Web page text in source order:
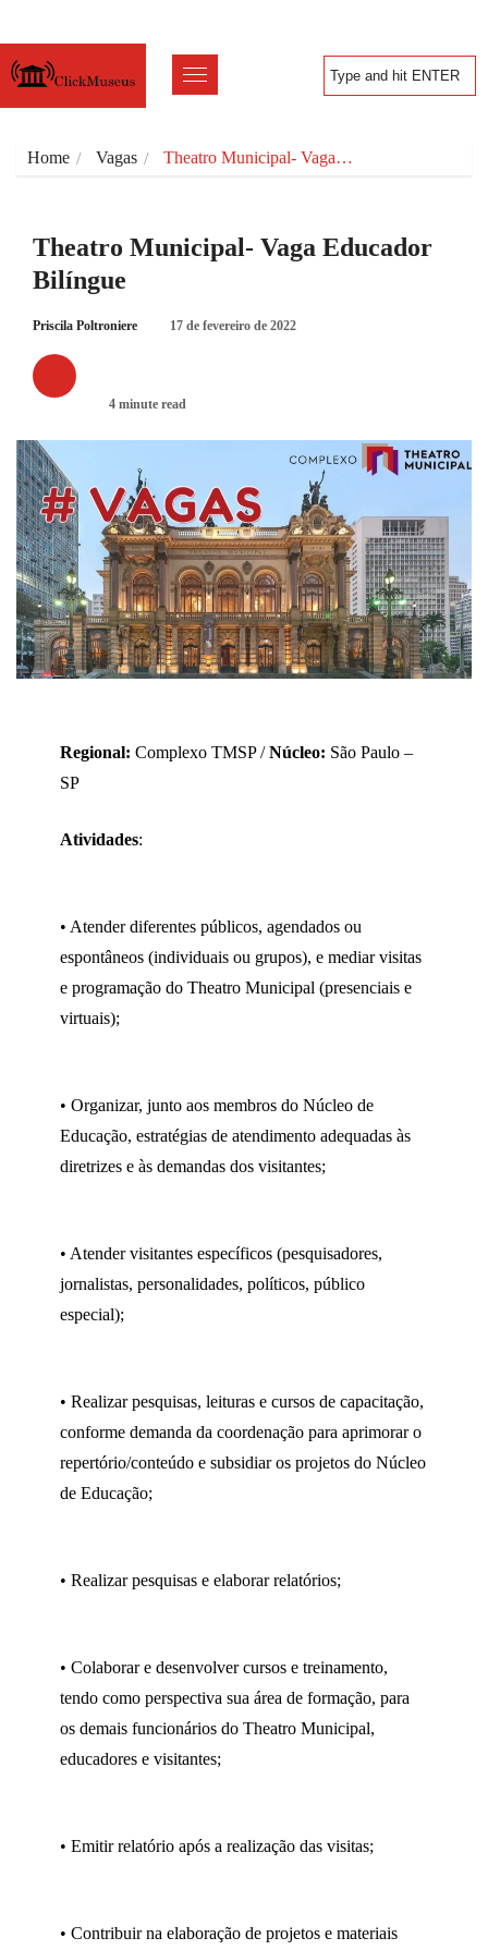
Home Vagas Theatro Municipal- Vaga…
Theatro Municipal- Vaga Educador
Bilíngue
Priscila Poltroniere 17 de fevereiro de 2022
4 minute read
Regional: Complexo TMSP /Núcleo: São Paulo –
SP
Atividades:
• Atender diferentes públicos, agendados ou
espontâneos (individuais ou grupos), e mediar visitas
e programação do Theatro Municipal (presenciais e
virtuais);
• Organizar, junto aos membros do Núcleo de
Educação, estratégias de atendimento adequadas às
diretrizes e às demandas dos visitantes;
• Atender visitantes específicos (pesquisadores,
jornalistas, personalidades, políticos, público
especial);
• Realizar pesquisas, leituras e cursos de capacitação,
conforme demanda da coordenação para aprimorar o
repertório/conteúdo e subsidiar os projetos do Núcleo
de Educação;
• Realizar pesquisas e elaborar relatórios;
• Colaborar e desenvolver cursos e treinamento,
tendo como perspectiva sua área de formação, para
os demais funcionários do Theatro Municipal,
educadores e visitantes;
• Emitir relatório após a realização das visitas;
• Contribuir na elaboração de projetos e materiais